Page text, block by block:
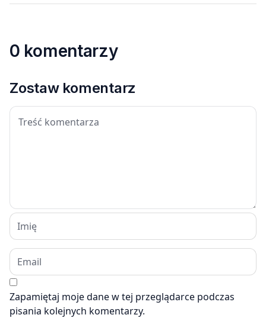
0 komentarzy
Zostaw komentarz
Zapamiętaj moje dane w tej przeglądarce podczas
pisania kolejnych komentarzy.